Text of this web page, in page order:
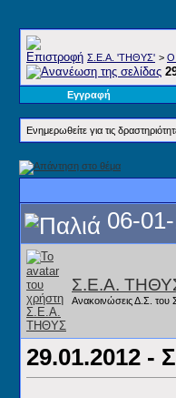
Σ.E.A. 'ΤΗΘΥΣ' > Ο
Εγγραφή
Ενημερωθείτε για τις
06-
Σ.Ε.Α.
Ανακοινώσεις Δ.Σ.
29.01.2012 -